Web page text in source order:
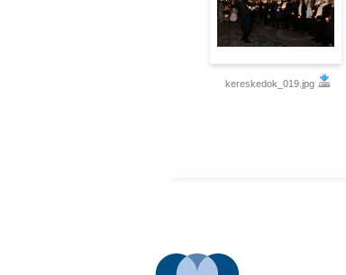
kereskedok_019.jpg